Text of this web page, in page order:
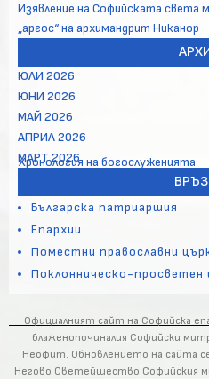
Изявление на Софийската света
„аргос“ на архимандрит Никанор
ЮЛИ 2026
ЮНИ 2026
МАЙ 2026
АПРИЛ 2026
МАРТ 2026
Хронология на богослуженията
Българска патриаршия
Епархии
Поместни православни
Поклонническо-просветен
Официалният сайт на Софийска
блаженопочиналия Софийски
Неофит. Обновлението на сайта
Негово Светейшество Софийския